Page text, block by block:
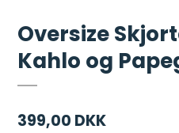
Oversize
Kahlo og
399,00 DKK